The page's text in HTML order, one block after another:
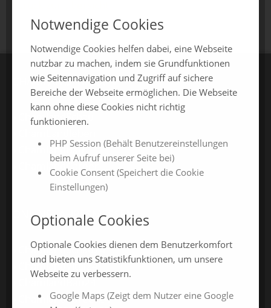
CHAMLAND MESSEN
ChamlandSchau
ChamlandBau
ChamlandCareer
ONLINE-JAHRESMESSEN
ChamlandSchau24
ChamlandVital24
ChamlandCareer24
Notwendige Cookies
Notwendige Cookies helfen dabei, eine Webseite
nutzbar zu machen, indem sie Grundfunktionen
wie Seitennavigation und Zugriff auf sichere
Bereiche der Webseite ermöglichen. Die Webseite
kann ohne diese Cookies nicht richtig
funktionieren.
PHP Session (Behält Benutzereinstellungen
beim Aufruf unserer Seite bei)
Cookie Consent (Speichert die Cookie
Einstellungen)
Optionale Cookies
Optionale Cookies dienen dem Benutzerkomfort
und bieten uns Statistikfunktionen, um unsere
Webseite zu verbessern.
Google Maps (Zeigt dem Nutzer eine Google